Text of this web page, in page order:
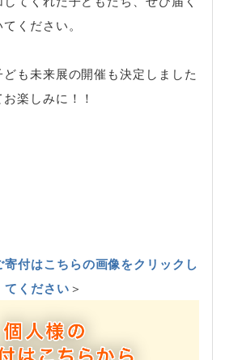
ください。
も未来展の開催も決定しました
楽しみに！！
付はこちらの画像をクリックし
てください＞